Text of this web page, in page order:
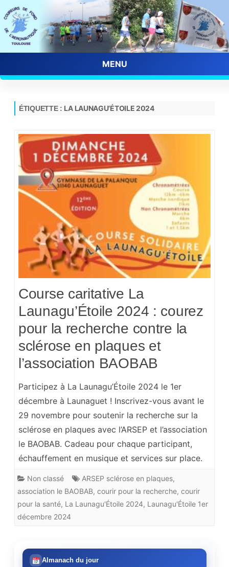
MENU
Skip
ÉTIQUETTE : LA LAUNAGU’ÉTOILE 2024
Course caritative La
Launagu’Étoile 2024 : courez
pour la recherche contre la
sclérose en plaques et
l’association BAOBAB
Participez à La Launagu’Étoile 2024 le 1er
décembre à Launaguet ! Inscrivez-vous avant le
29 novembre pour soutenir la recherche sur la
sclérose en plaques avec l’ARSEP et l’association
le BAOBAB. Cadeau pour chaque participant,
échauffement en musique et services sur place.
Non classé ARSEP sclérose en plaques,
association le BAOBAB, courir pour la recherche, courir
pour la santé, La Launagu'Étoile 2024, Launagu'Étoile 1er
décembre 2024
Almanach du jour